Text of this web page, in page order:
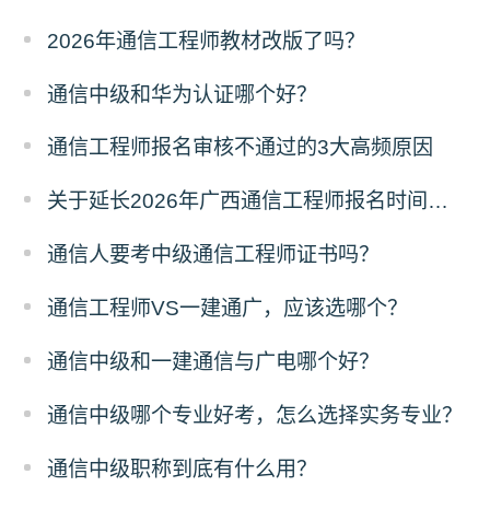
2026年通信工程师教材改版了吗？
通信中级和华为认证哪个好？
通信工程师报名审核不通过的3大高频原因
关于延长2026年广西通信工程师报名时间的通知
通信人要考中级通信工程师证书吗？
通信工程师VS一建通广，应该选哪个？
通信中级和一建通信与广电哪个好？
通信中级哪个专业好考，怎么选择实务专业？
通信中级职称到底有什么用？